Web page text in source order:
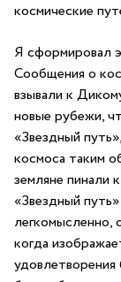
космические
Я сформировал
Сообщения о
взывали к
новые рубежи,
«Звездный
космоса таким
земляне пинали
«Звездный
легкомысленно,
когда
удовлетворения